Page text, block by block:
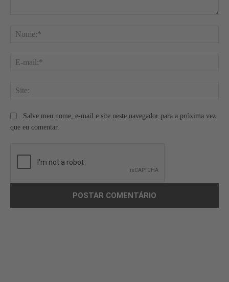
Salve meu nome, e-mail e site neste navegador para a próxima vez
que eu comentar.